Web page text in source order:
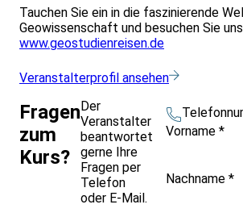
Tauchen Sie ein in die faszinierende
Geowissenschaft und besuchen Sie
www.geostudienreisen.de
Veranstalterprofil ansehen
Fragen
zum
Kurs?
Der
Veranstalter
beantwortet
gerne Ihre
Fragen per
Telefon
oder E-Mail.
Vorname *
Nachname *